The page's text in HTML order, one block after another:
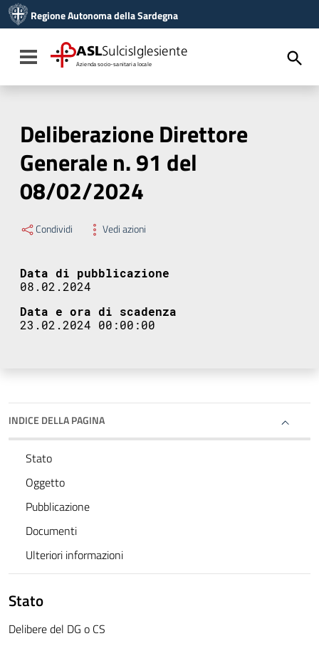
Vai al menu di navigazione
Vai al footer
Regione Autonoma della Sardegna
Toggle navigation
ASLSulcisIglesiente
Azienda socio-sanitaria locale
Deliberazione Direttore
Generale n. 91 del
08/02/2024
Condividi Vedi azioni
Data di pubblicazione
08.02.2024
Data e ora di scadenza
23.02.2024 00:00:00
INDICE DELLA PAGINA
Stato
Oggetto
Pubblicazione
Documenti
Ulteriori informazioni
Stato
Delibere del DG o CS